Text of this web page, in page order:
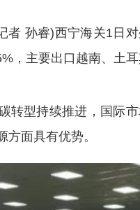
孙睿)西宁海关1日对
，主要出口越南、土耳
型持续推进，国际市
面具有优势。